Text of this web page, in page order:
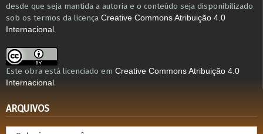
desde que seja mantida a autoria e o conteúdo seja disponibilizado
sob os termos da licença Creative Commons Atribuição 4.0
Internacional .
Este obra está licenciado em Creative Commons Atribuição 4.0
Internacional .
ARQUIVOS
Arquivos